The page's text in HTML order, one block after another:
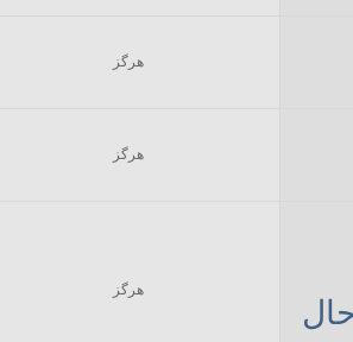
هرگز
هرگز
هرگز